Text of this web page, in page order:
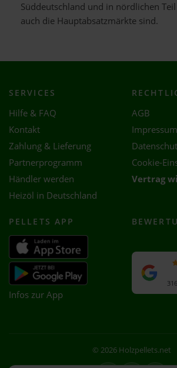
Süddeutschland und in nördlichen
auch die Hauptabsatzmärkte sind.
SERVICES
Hilfe & FAQ
Kontakt
Zahlung & Lieferung
Partnerprogramm
Händler werden
Heizöl in Deutschland
AGB
Impressum
Cookie-
Vertrag
PELLETS APP
Infos zur App
© 2026 Holzpellets.net